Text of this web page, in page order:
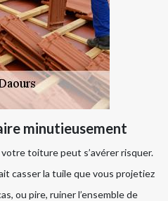
minutieusement
toiture peut s’avérer risquer.
casser la tuile que vous projetiez
ou pire, ruiner l’ensemble de